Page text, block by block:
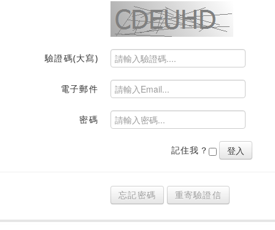
驗證碼(大寫)
電子郵件
密碼
記住我？
忘記密碼 重寄驗證信